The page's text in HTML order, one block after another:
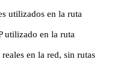
utilizados en la ruta
utilizado en la ruta
en la red, sin rutas